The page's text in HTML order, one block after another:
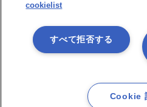
ソーシャル
Copyright©1998 -2026 Asteria
cookielist
すべて拒否する
Cookie